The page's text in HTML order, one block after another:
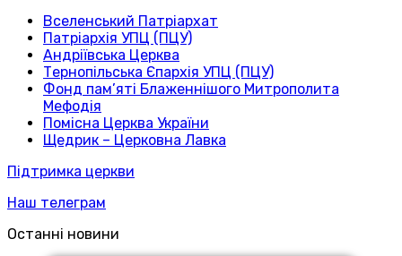
Вселенський Патріархат
Патріархія УПЦ (ПЦУ)
Андріївська Церква
Тернопільська Єпархія УПЦ (ПЦУ)
Фонд пам’яті Блаженнішого Митрополита
Мефодія
Помісна Церква України
Щедрик – Церковна Лавка
Підтримка церкви
Наш телеграм
Останні новини